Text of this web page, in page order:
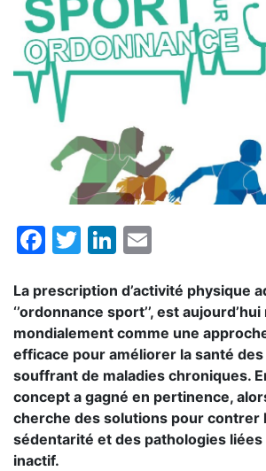
Facebook
TwitterLinkedIn
La prescription d’activité physique
‘’ordonnance sport’’, est
mondialement comme une
efficace pour améliorer la santé
souffrant de maladies chroniques.
concept a gagné en pertinence,
cherche des solutions pour contrer
sédentarité et des pathologies liées
inactif.